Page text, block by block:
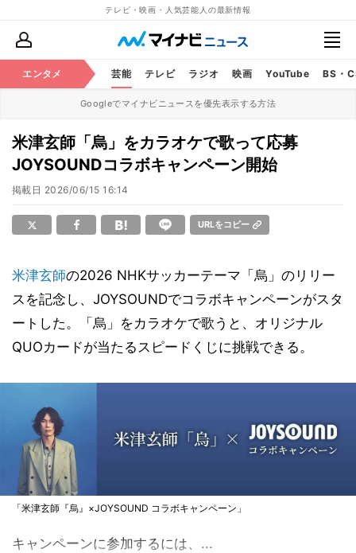
テレビ・映画・人気芸能人の最新情報
エンタメ 芸能 テレビ ラジオ 映画 YouTube BS・
Googleでマイナビニュースを優先表示する方法
米津玄師「烏」をカラオケで歌って応募
JOYSOUNDコラボキャンペーン開始
掲載日 2026/06/15 16:14
URLをコピー
米津玄師の2026 NHKサッカーテーマ「烏」のリリー
スを記念し、JOYSOUNDでコラボキャンペーンがスタ
ートした。「烏」をカラオケで歌うと、オリジナル
QUOカードが当たるスピードくじに挑戦できる。
「米津玄師『烏』×JOYSOUND コラボキャンペーン」
キャンペーンに参加するには、...